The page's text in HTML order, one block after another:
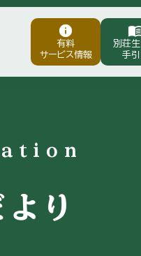
info
有料
サービス情報
別荘
手
り